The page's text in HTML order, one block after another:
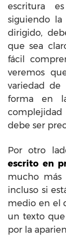
escritura
siguiendo
dirigido,
que sea
fácil
veremos
variedad de
forma en
debe ser
Por otro
escrito en
mucho más
incluso si
medio en el
un texto
por la